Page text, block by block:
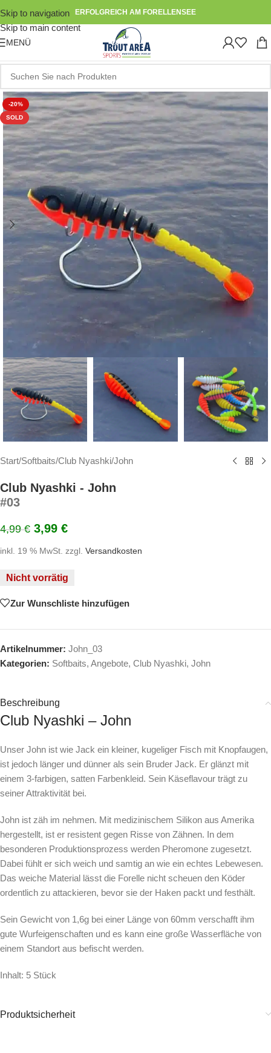
Skip to navigation
Skip to main content
ERFOLGREICH AM FORELLENSEE
MENÜ
-20%
SOLD
Start/Softbaits/Club Nyashki/John
Club Nyashki - John
#03
4,99€ 3,99 €
inkl. 19 % MwSt. zzgl. Versandkosten
Nicht vorrätig
Zur Wunschliste hinzufügen
Artikelnummer: John_03
Kategorien: Softbaits, Angebote, Club Nyashki, John
Beschreibung
Club Nyashki – John
Unser John ist wie Jack ein kleiner, kugeliger Fisch mit Knopfaugen,
ist jedoch länger und dünner als sein Bruder Jack. Er glänzt mit
einem 3-farbigen, satten Farbenkleid. Sein Käseflavour trägt zu
seiner Attraktivität bei.
John ist zäh im nehmen. Mit medizinischem Silikon aus Amerika
hergestellt, ist er resistent gegen Risse von Zähnen. In dem
besonderen Produktionsprozess werden Pheromone zugesetzt.
Dabei fühlt er sich weich und samtig an wie ein echtes Lebewesen.
Das weiche Material lässt die Forelle nicht scheuen den Köder
ordentlich zu attackieren, bevor sie der Haken packt und festhält.
Sein Gewicht von 1,6g bei einer Länge von 60mm verschafft ihm
gute Wurfeigenschaften und es kann eine große Wasserfläche von
einem Standort aus befischt werden.
Inhalt: 5 Stück
Produktsicherheit